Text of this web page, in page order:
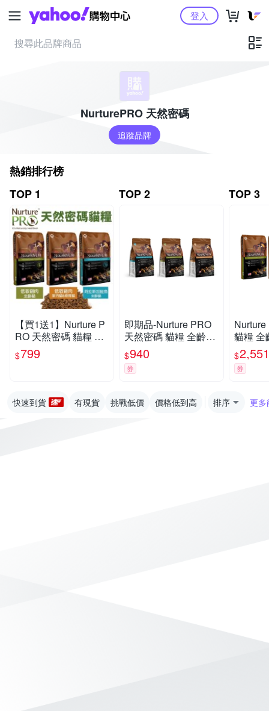
Yahoo購物中心登入
NurturePRO 天然密碼
追蹤品牌
熱銷排行榜
TOP 1
【買1送1】Nurture P
RO 天然密碼 貓糧 1.8
Kg 全齡貓 室內貓 絕
育貓 貓飼料『寵喵樂
$799
TOP 2
即期品-Nurture PRO
天然密碼 貓糧 全齡貓/
室內貓&絕育貓配方 4l
b/1.8kg
$940
券
TOP 3
貓糧 全
絕育
kg
$2,551
券
快速到貨 有現貨 挑戰低價 價格低到高 排序 更多